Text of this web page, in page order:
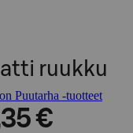
ruukku
Puutarha -tuotteet
€